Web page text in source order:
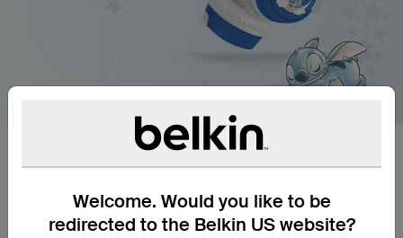
Welcome. Would you like to be
redirected to the Belkin US website?
아이들을 위한 디자인
세요. 뒷좌석에서 학업을 하거나 비디오를 시청할 때
어린 아이들에게도 쉬운 페어링과 직관적인 컨트롤이